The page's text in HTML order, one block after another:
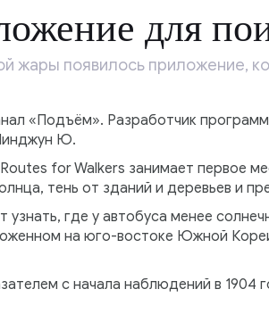
для
жары появилось приложение,
«Подъём». Разработчик
Ю.
for Walkers занимает первое
тень от зданий и деревьев и
узнать, где у автобуса менее
на юго-востоке Южной
с начала наблюдений в 1904